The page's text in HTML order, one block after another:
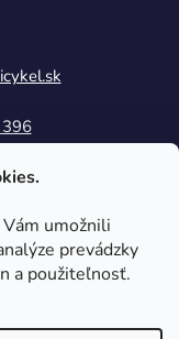
umožnili
prevádzky
a použiteľnosť.